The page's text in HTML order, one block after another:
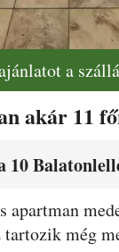
a
akár 11
10
apartman
még